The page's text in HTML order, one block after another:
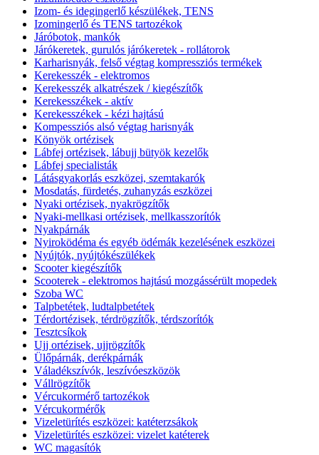
Izom- és idegingerlő készülékek, TENS
Izomingerlő és TENS tartozékok
Járóbotok, mankók
Járókeretek, gurulós járókeretek - rollátorok
Karharisnyák, felső végtag kompressziós termékek
Kerekesszék - elektromos
Kerekesszék alkatrészek / kiegészítők
Kerekesszékek - aktív
Kerekesszékek - kézi hajtású
Kompessziós alsó végtag harisnyák
Könyök ortézisek
Lábfej ortézisek, lábujj bütyök kezelők
Lábfej specialisták
Látásgyakorlás eszközei, szemtakarók
Mosdatás, fürdetés, zuhanyzás eszközei
Nyaki ortézisek, nyakrögzítők
Nyaki-mellkasi ortézisek, mellkasszorítók
Nyakpárnák
Nyiroködéma és egyéb ödémák kezelésének eszközei
Nyújtók, nyújtókészülékek
Scooter kiegészítők
Scooterek - elektromos hajtású mozgássérült mopedek
Szoba WC
Talpbetétek, ludtalpbetétek
Térdortézisek, térdrögzítők, térdszorítók
Tesztcsíkok
Ujj ortézisek, ujjrögzítők
Ülőpárnák, derékpárnák
Váladékszívók, leszívóeszközök
Vállrögzítők
Vércukormérő tartozékok
Vércukormérők
Vizeletürítés eszközei: katéterzsákok
Vizeletürítés eszközei: vizelet katéterek
WC magasítók